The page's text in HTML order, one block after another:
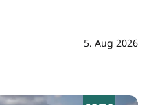
5. Aug 2026